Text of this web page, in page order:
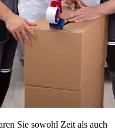
Sie sowohl Zeit als auch